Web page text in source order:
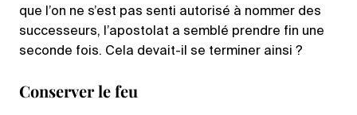
que l’on ne s’est pas senti autorisé à nommer des
successeurs, l’apostolat a semblé prendre fin une
seconde fois. Cela devait-il se terminer ainsi ?
Conserver le feu